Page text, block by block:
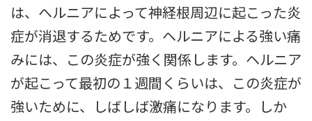
は、ヘルニアによって神経根周辺に起こった炎
症が消退するためです。ヘルニアによる強い痛
みには、この炎症が強く関係します。ヘルニア
が起こって最初の１週間くらいは、この炎症が
強いために、しばしば激痛になります。しか